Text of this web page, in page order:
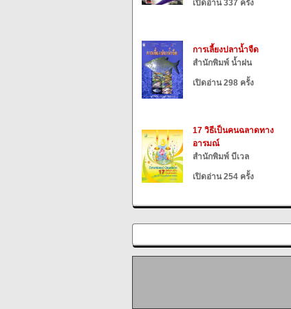
เปิดอ่าน 337 ครั้ง
การเลี้ยงปลาน้ำจืด
สำนักพิมพ์ น้ำฝน
เปิดอ่าน 298 ครั้ง
17 วิธีเป็นคนฉลาดทาง
อารมณ์
สำนักพิมพ์ บีเวล
เปิดอ่าน 254 ครั้ง